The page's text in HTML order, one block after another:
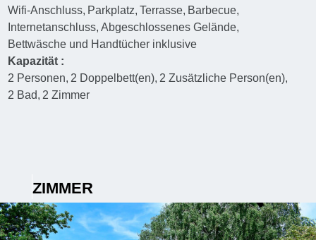
Wifi-Anschluss Parkplatz Terrasse Barbecue
Internetanschluss Abgeschlossenes Gelände
Bettwäsche und Handtücher inklusive
Kapazität :
2 Personen 2 Doppelbett(en) 2 Zusätzliche Person(en)
2 Bad 2 Zimmer
ZIMMER